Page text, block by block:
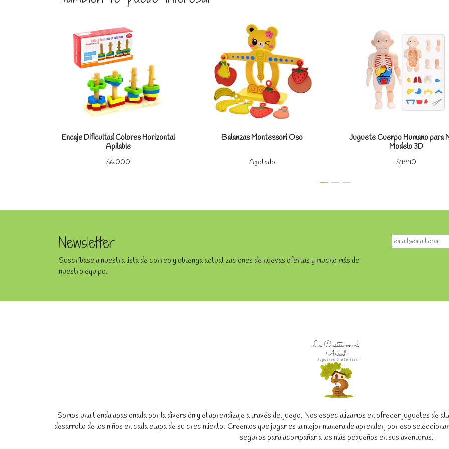
Encaje Dificultad Colores Horizontal
Apilable
$6.000
Balanzas Montessori Oso
Agotado
Ver
Juguete Cuerpo Humano para
Modelo 3D
$9.990
Newsletter
Suscríbase a nuestra lista de correo y obtenga actualizaciones de nuevas ofertas y mucho más de
nuestro equipo.
Somos una tienda apasionada por la diversión y el aprendizaje a través del juego. Nos especializamos en ofrecer juguetes de
desarrollo de los niños en cada etapa de su crecimiento. Creemos que jugar es la mejor manera de aprender, por eso
seguros para acompañar a los más pequeños en sus aventuras.